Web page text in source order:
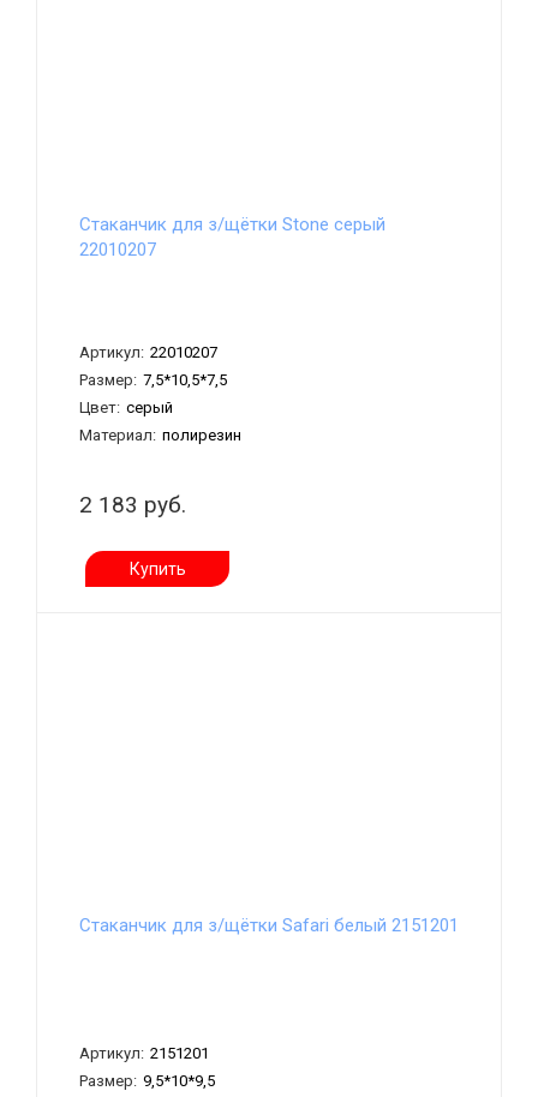
Стаканчик для з/щётки Stone серый
22010207
Артикул: 22010207
Размер: 7,5*10,5*7,5
Цвет: серый
Материал: полирезин
2 183 руб.
Купить
Стаканчик для з/щётки Safari белый 2151201
Артикул: 2151201
Размер: 9,5*10*9,5